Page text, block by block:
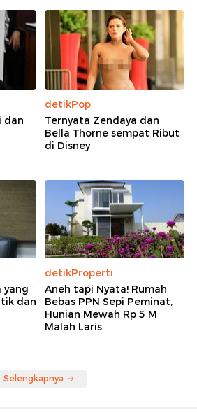
dan
detikPop
Ternyata Zendaya dan
Bella Thorne sempat Ribut
di Disney
yang
dan
detikProperti
Aneh tapi Nyata! Rumah
Bebas PPN Sepi Peminat,
Hunian Mewah Rp 5 M
Malah Laris
Selengkapnya